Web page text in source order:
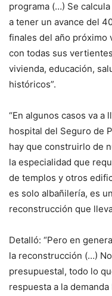
programa (…) Se
a tener un avance del
finales del año próximo
con todas sus
vivienda, educación,
históricos”.
“En algunos casos va a
hospital del Seguro de
hay que construirlo de
la especialidad que
de templos y otros
es solo albañilería, es
reconstrucción que
Detalló: “Pero en
la reconstrucción (…)
presupuestal, todo lo
respuesta a la